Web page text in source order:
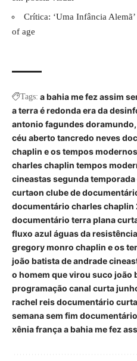
Crítica: ‘Uma Infância
of age
Tags: a bahia me fez assim
a terra é redonda era da
antonio fagundes doramundo
céu aberto tancredo neves
chaplin e os tempos
charles chaplin tempos
cineastas segunda
curtaon clube de
documentário charles chaplin
documentário terra plana
fluxo azul águas da resistência
gregory monro chaplin e os
joão batista de andrade
o homem que virou suco joão
programação canal curta
rachel reis documentário curta
semana sem fim
xênia frança a bahia me fez